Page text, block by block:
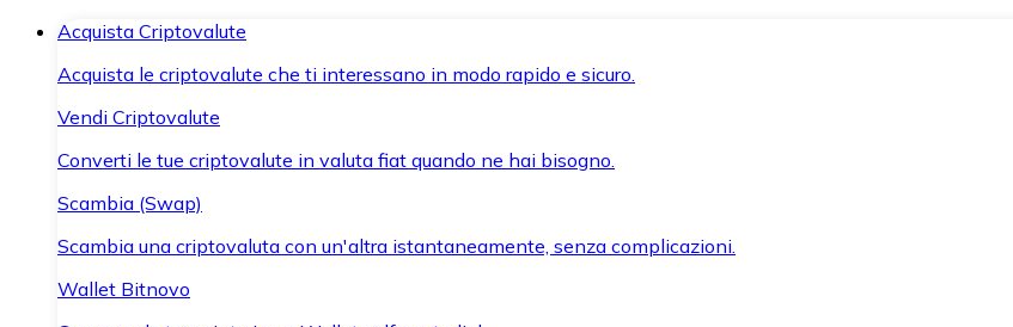
Acquista Criptovalute
Acquista le criptovalute che ti interessano in modo rapido e sicuro.
Vendi Criptovalute
Converti le tue criptovalute in valuta fiat quando ne hai bisogno.
Scambia (Swap)
Scambia una criptovaluta con un'altra istantaneamente, senza complicazioni.
Wallet Bitnovo